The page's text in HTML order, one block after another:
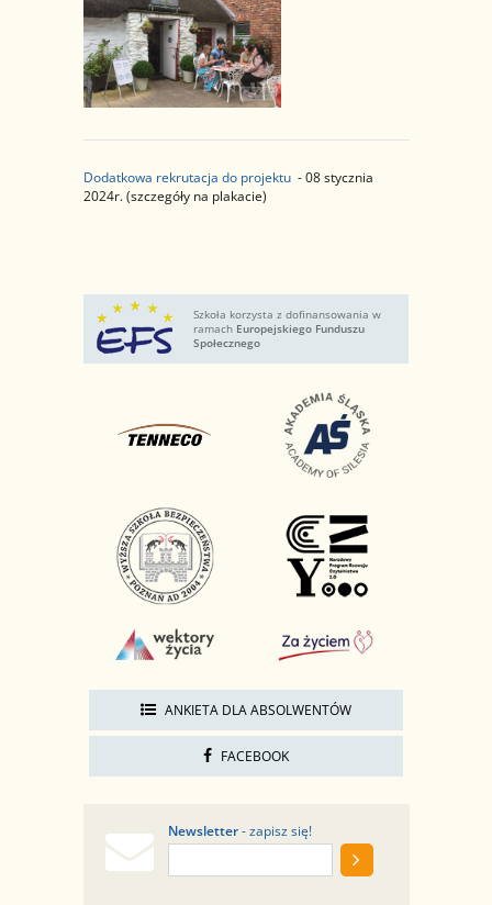
Dodatkowa rekrutacja do projektu - 08 stycznia
2024r. (szczegóły na plakacie)
Szkoła korzysta z dofinansowania w
ramach Europejskiego Funduszu
Społecznego
ANKIETA DLA ABSOLWENTÓW
FACEBOOK
Newsletter- zapisz się!